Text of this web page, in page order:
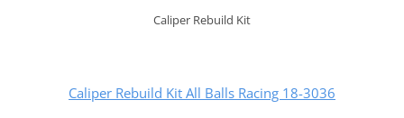
Caliper Rebuild Kit
Caliper Rebuild Kit All Balls Racing 18-3036